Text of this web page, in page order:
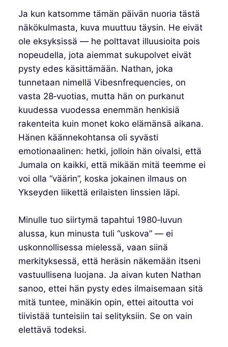
Ja kun katsomme tämän päivän nuoria tästä
näkökulmasta, kuva muuttuu täysin. He eivät
ole eksyksissä — he polttavat illuusioita pois
nopeudella, jota aiemmat sukupolvet eivät
pysty edes käsittämään. Nathan, joka
tunnetaan nimellä Vibesnfrequencies, on
vasta 28‑vuotias, mutta hän on purkanut
kuudessa vuodessa enemmän henkisiä
rakenteita kuin monet koko elämänsä aikana.
Hänen käännekohtansa oli syvästi
emotionaalinen: hetki, jolloin hän oivalsi, että
Jumala on kaikki, että mikään mitä teemme ei
voi olla “väärin”, koska jokainen ilmaus on
Ykseyden liikettä erilaisten linssien läpi.
Minulle tuo siirtymä tapahtui 1980‑luvun
alussa, kun minusta tuli “uskova” — ei
uskonnollisessa mielessä, vaan siinä
merkityksessä, että heräsin näkemään itseni
vastuullisena luojana. Ja aivan kuten Nathan
sanoo, ettei hän pysty edes ilmaisemaan sitä
mitä tuntee, minäkin opin, ettei aitoutta voi
tiivistää tunteisiin tai selityksiin. Se on vain
elettävä todeksi.